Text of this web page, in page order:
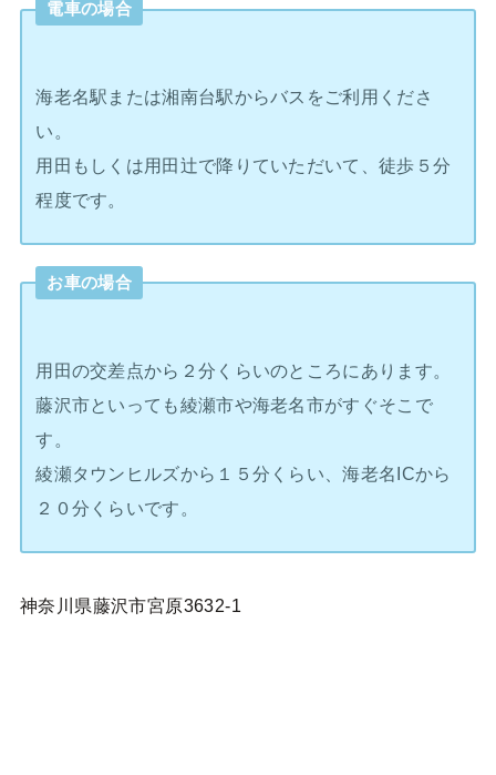
電車の場合
海老名駅または湘南台駅からバスをご利用くださ
い。
用田もしくは用田辻で降りていただいて、徒歩５分
程度です。
お車の場合
用田の交差点から２分くらいのところにあります。
藤沢市といっても綾瀬市や海老名市がすぐそこで
す。
綾瀬タウンヒルズから１５分くらい、海老名ICから
２０分くらいです。
神奈川県藤沢市宮原3632-1